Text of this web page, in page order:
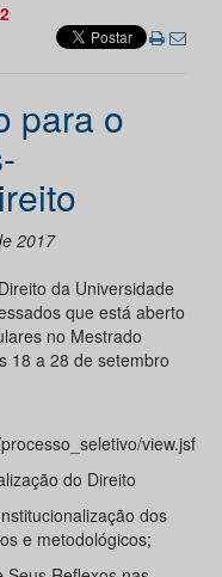
para o
2017
da Universidade
que está aberto
no Mestrado
18 a 28 de setembro
view.jsf
do Direito
dos
e metodológicos;